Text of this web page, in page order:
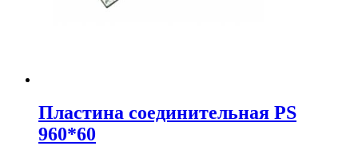
Пластина соединительная PS
960*60